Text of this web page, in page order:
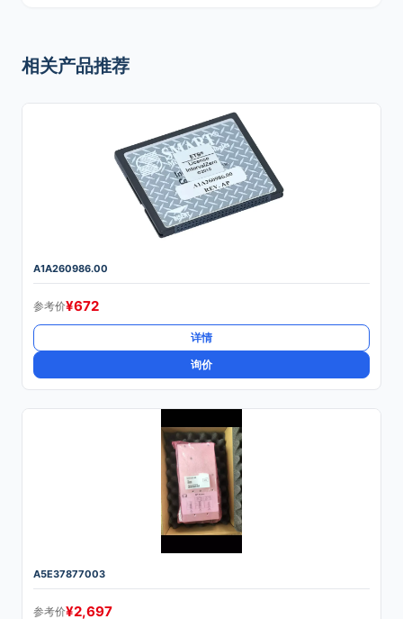
相关产品推荐
A1A260986.00
参考价¥672
详情
询价
A5E37877003
参考价¥2,697